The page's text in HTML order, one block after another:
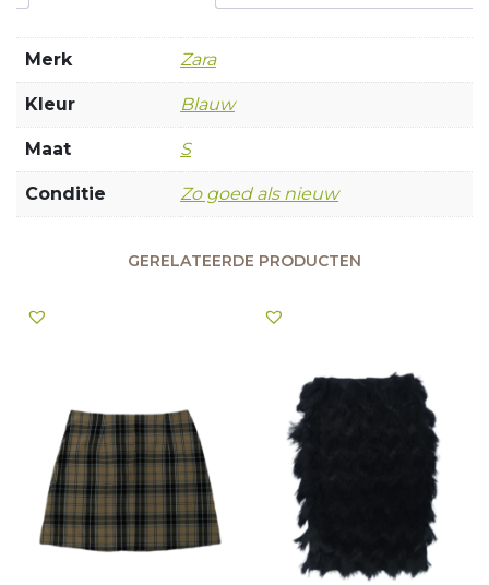
Merk Zara
Kleur Blauw
Maat S
Conditie Zo goed als nieuw
GERELATEERDE PRODUCTEN